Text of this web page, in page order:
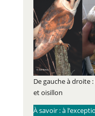
De gauche à droite
et oisillon
À savoir : à